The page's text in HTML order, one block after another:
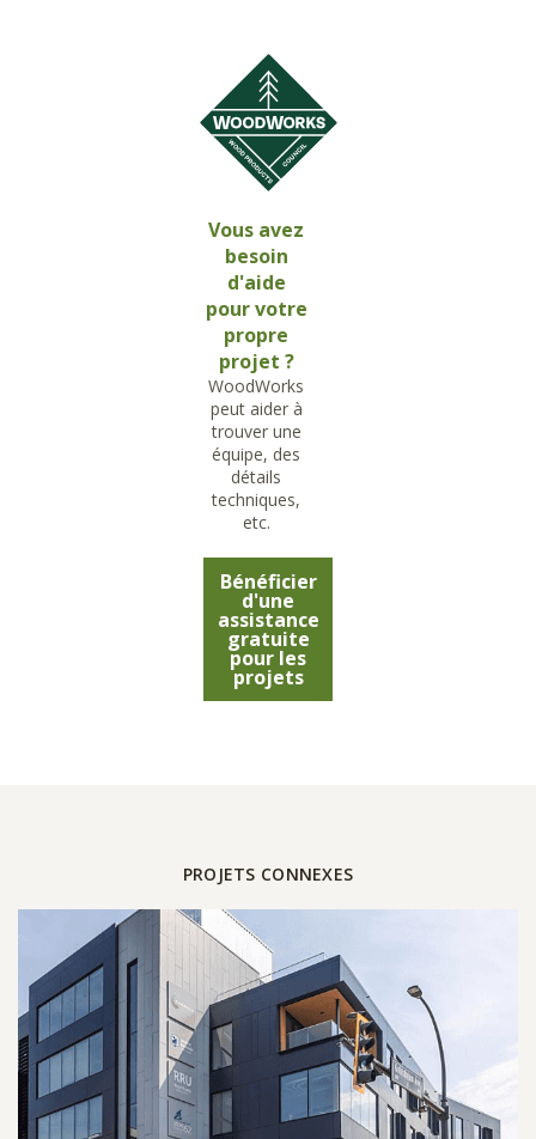
Vous avez
besoin
d'aide
pour votre
propre
projet ?
WoodWorks
peut aider à
trouver une
équipe, des
détails
techniques,
etc.
Bénéficier
d'une
assistance
gratuite
pour les
projets
PROJETS CONNEXES